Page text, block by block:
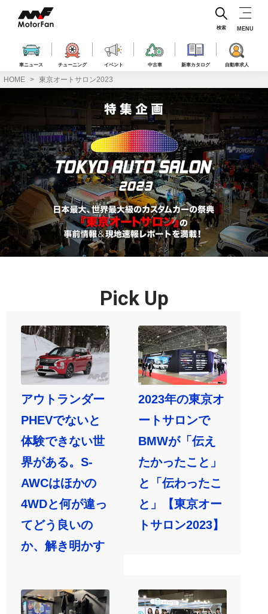
ス
キ
車ニュース チューニング イベント 中古車 新車カタログ 自動車求人
検索 MENU
HOME 東京オートサロン2023
ー
ト
サ
ロ
ン
2023
Pick Up
アウトランダー
PHEVでないと
体験できない世
界がある。S-
AWCはほかの
4WDと何が違っ
てどう良いの
か、解き明かす
2023年の東京オ
ートサロンで
BMWが「伝え
たかったこと」
と「伝わったこ
と」【東京オー
トサロン2023】